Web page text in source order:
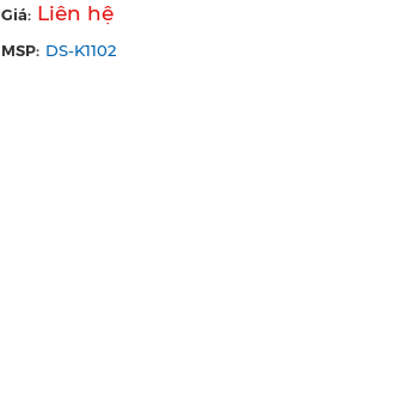
Giá: Liên hệ
MSP: DS-K1102